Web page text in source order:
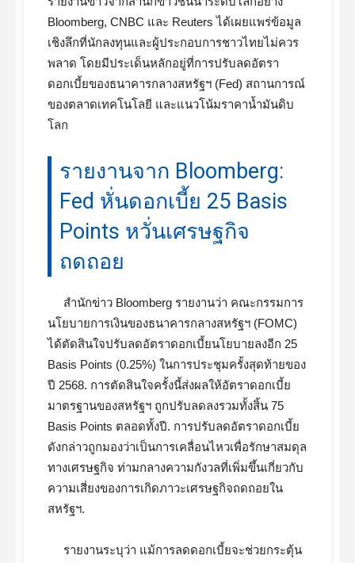
Bloomberg, CNBC และ Reuters ได้เผยแพร่ข้อมูล
เชิงลึกที่นักลงทุนและผู้ประกอบการชาวไทยไม่ควร
พลาด โดยมีประเด็นหลักอยู่ที่การปรับลดอัตรา
ดอกเบี้ยของธนาคารกลางสหรัฐฯ (Fed) สถานการณ์
ของตลาดเทคโนโลยี และแนวโน้มราคาน้ำมันดิบ
โลก
รายงานจาก Bloomberg:
Fed หั่นดอกเบี้ย 25 Basis
Points หวั่นเศรษฐกิจ
ถดถอย
สำนักข่าว Bloomberg รายงานว่า คณะกรรมการ
นโยบายการเงินของธนาคารกลางสหรัฐฯ (FOMC)
ได้ตัดสินใจปรับลดอัตราดอกเบี้ยนโยบายลงอีก 25
Basis Points (0.25%) ในการประชุมครั้งสุดท้ายของ
ปี 2568. การตัดสินใจครั้งนี้ส่งผลให้อัตราดอกเบี้ย
มาตรฐานของสหรัฐฯ ถูกปรับลดลงรวมทั้งสิ้น 75
Basis Points ตลอดทั้งปี. การปรับลดอัตราดอกเบี้ย
ดังกล่าวถูกมองว่าเป็นการเคลื่อนไหวเพื่อรักษาสมดุล
ทางเศรษฐกิจ ท่ามกลางความกังวลที่เพิ่มขึ้นเกี่ยวกับ
ความเสี่ยงของการเกิดภาวะเศรษฐกิจถดถอยใน
สหรัฐฯ.
รายงานระบุว่า แม้การลดดอกเบี้ยจะช่วยกระตุ้น